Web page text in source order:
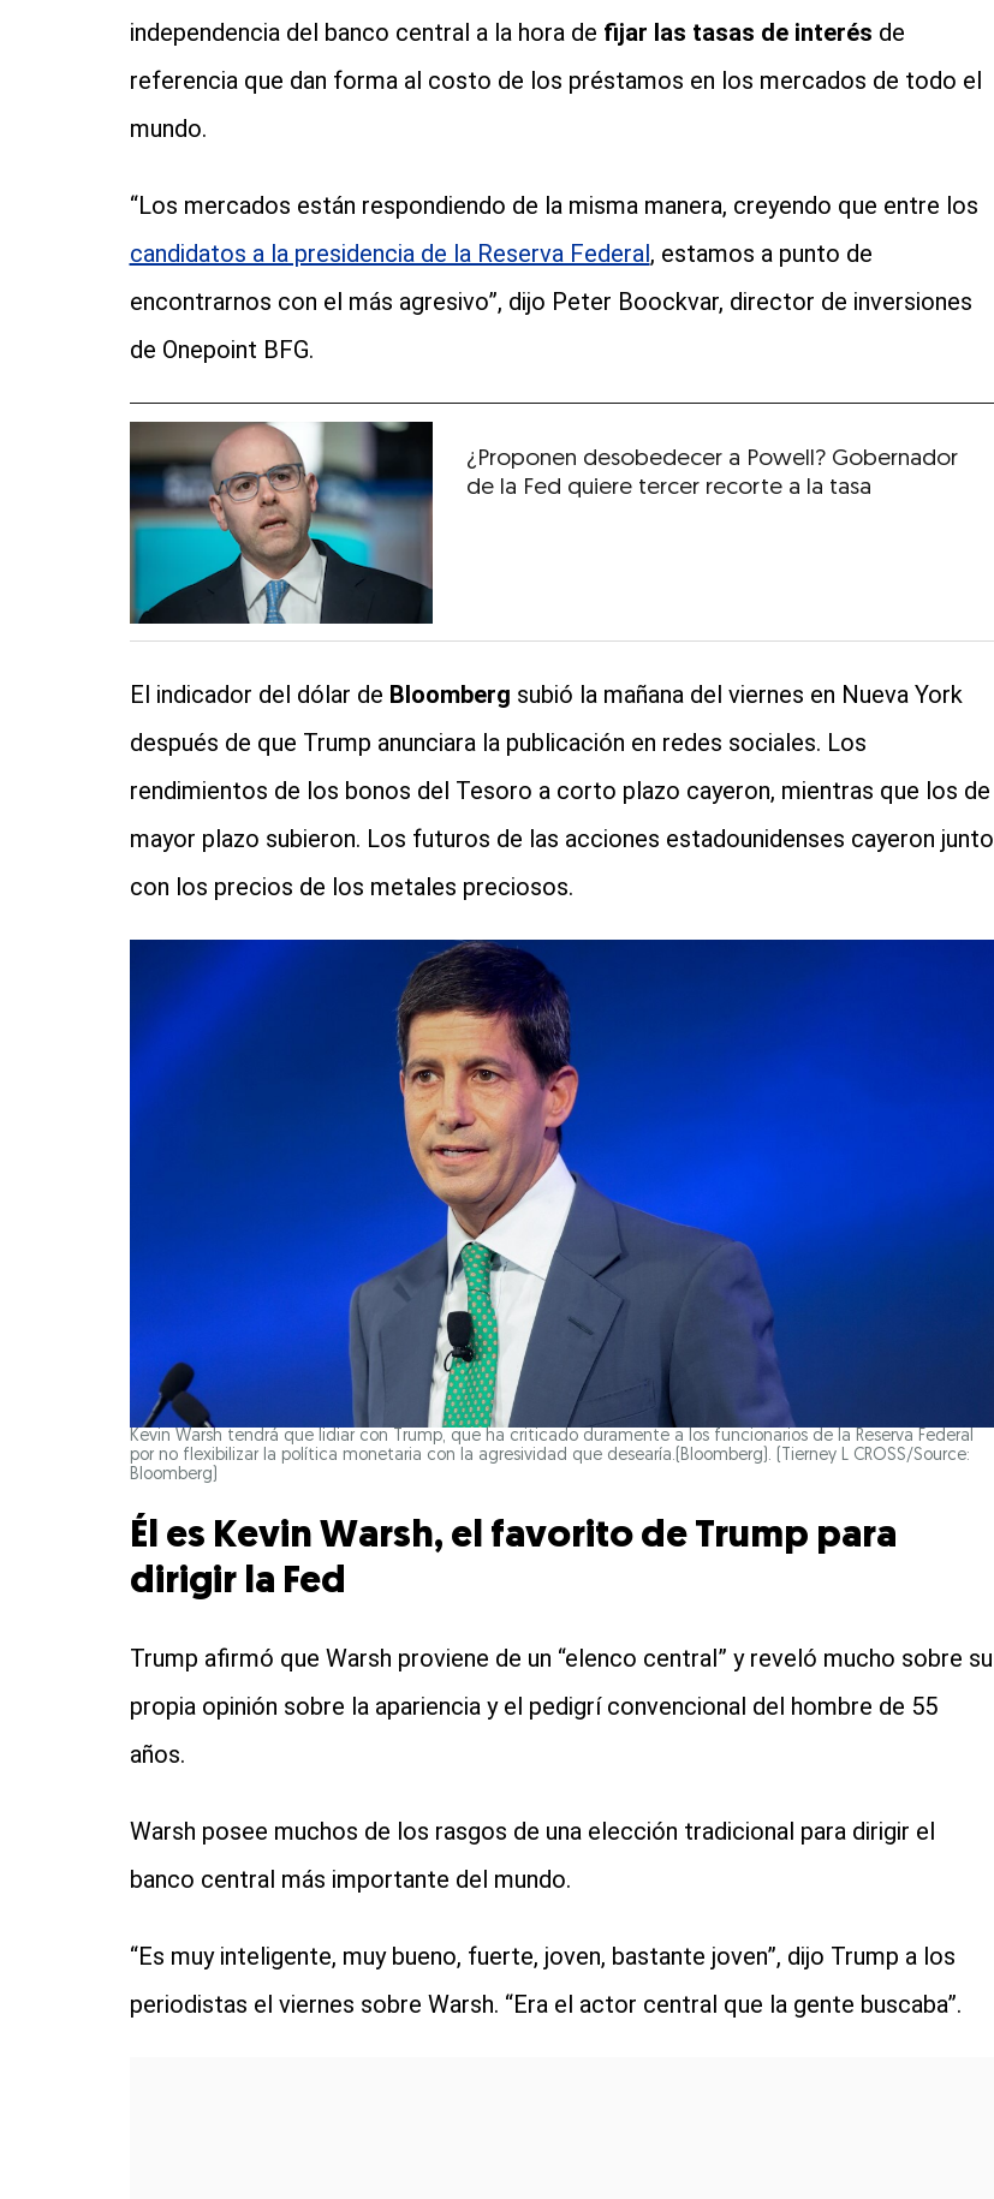
independencia del banco central a la hora de fijar las tasas de interés de
referencia que dan forma al costo de los préstamos en los mercados de todo el
mundo.
“Los mercados están respondiendo de la misma manera, creyendo que entre los
candidatos a la presidencia de la Reserva Federal, estamos a punto de
encontrarnos con el más agresivo”, dijo Peter Boockvar, director de inversiones
de Onepoint BFG.
¿Proponen desobedecer a Powell? Gobernador
de la Fed quiere tercer recorte a la tasa
El indicador del dólar de Bloomberg subió la mañana del viernes en Nueva York
después de que Trump anunciara la publicación en redes sociales. Los
rendimientos de los bonos del Tesoro a corto plazo cayeron, mientras que los de
mayor plazo subieron. Los futuros de las acciones estadounidenses cayeron junto
con los precios de los metales preciosos.
Kevin Warsh tendrá que lidiar con Trump, que ha criticado duramente a los funcionarios de la Reserva Federal
por no flexibilizar la política monetaria con la agresividad que desearía.(Bloomberg).
(Tierney L CROSS/Source:
Bloomberg)
Él es Kevin Warsh, el favorito de Trump para
dirigir la Fed
Trump afirmó que Warsh proviene de un “elenco central” y reveló mucho sobre su
propia opinión sobre la apariencia y el pedigrí convencional del hombre de 55
años.
Warsh posee muchos de los rasgos de una elección tradicional para dirigir el
banco central más importante del mundo.
“Es muy inteligente, muy bueno, fuerte, joven, bastante joven”, dijo Trump a los
periodistas el viernes sobre Warsh. “Era el actor central que la gente buscaba”.